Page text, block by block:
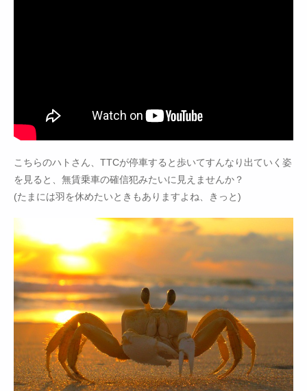
こちらのハトさん、TTCが停車すると歩いてすんなり出ていく姿
を見ると、無賃乗車の確信犯みたいに見えませんか？
(たまには羽を休めたいときもありますよね、きっと)